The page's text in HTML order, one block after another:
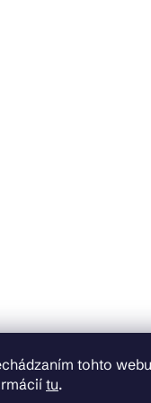
tohto
tu.